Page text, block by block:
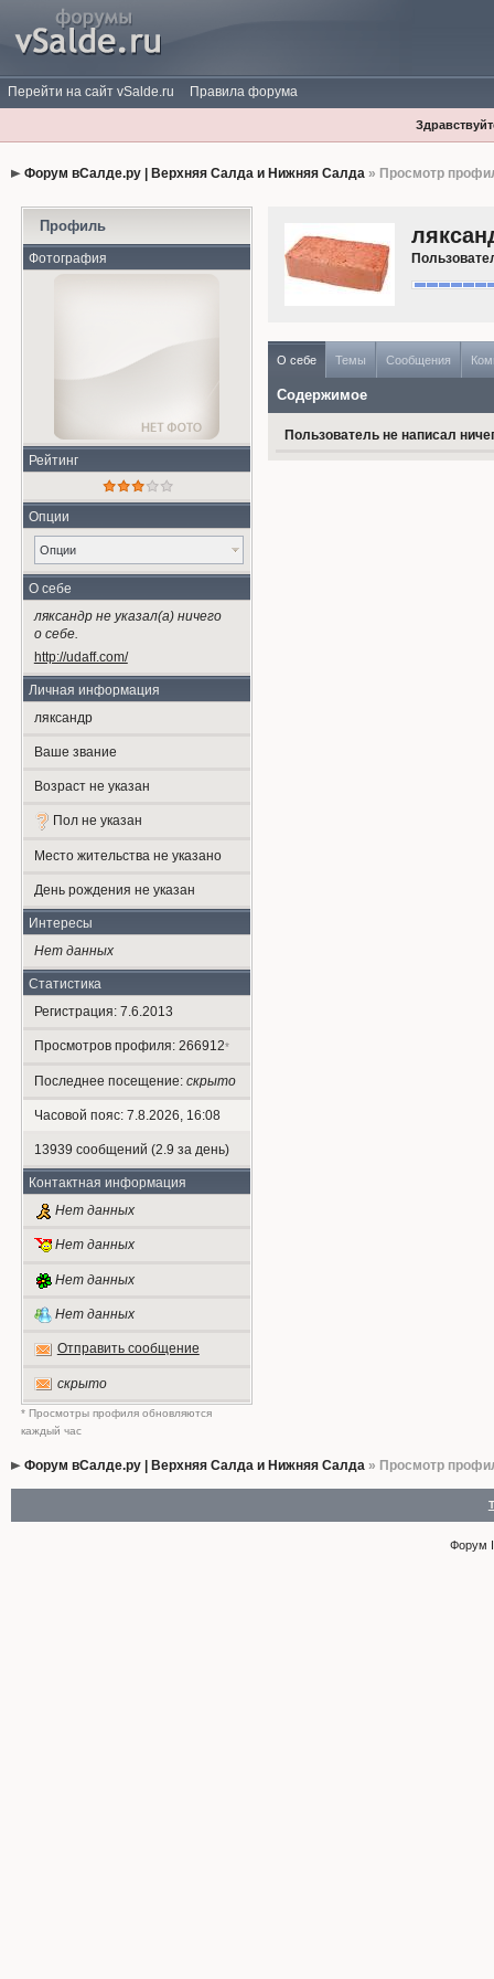
Перейти на сайт vSalde.ru Правила форума
Форум вСалде.ру | Верхняя Салда и Нижняя Салда» Просмотр
Профиль
Фотография
Рейтинг
Опции
Опции
О себе
ляксандр не указал(а) ничего
о себе.
http://udaff.com/
Личная информация
ляксандр
Ваше звание
Возраст не указан
Пол не указан
Место жительства не указано
День рождения не указан
Интересы
Нет данных
Статистика
Регистрация: 7.6.2013
Просмотров профиля: 266912*
Последнее посещение: скрыто
Часовой пояс: 7.8.2026, 16:08
13939 сообщений (2.9 за день)
Контактная информация
Нет данных
Нет данных
Нет данных
Нет данных
Отправить сообщение
скрыто
* Просмотры профиля обновляются
каждый час
О себе Темы Сообщения
Содержимое
Пользователь не написал
Форум вСалде.ру | Верхняя Салда и Нижняя Салда» Просмотр
Форум